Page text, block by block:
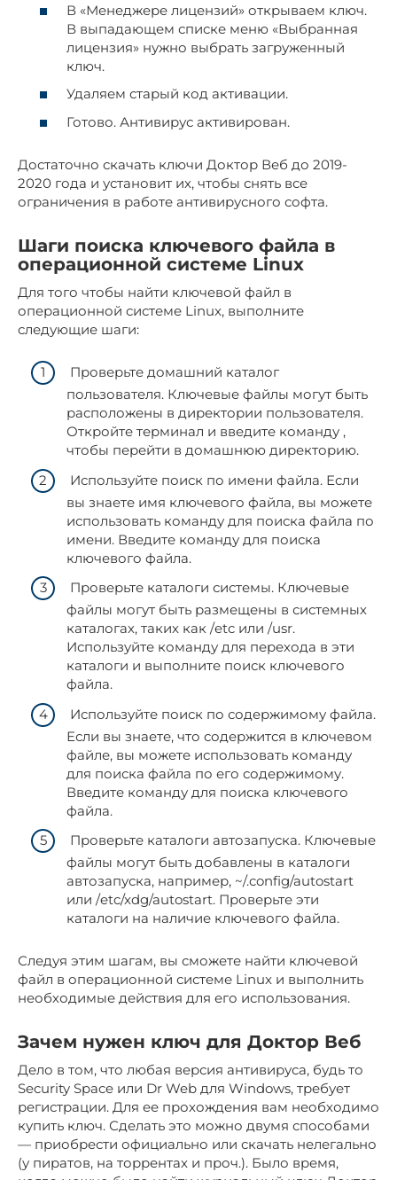
В «Менеджере лицензий» открываем ключ.
В выпадающем списке меню «Выбранная
лицензия» нужно выбрать загруженный
ключ.
Удаляем старый код активации.
Готово. Антивирус активирован.
Достаточно скачать ключи Доктор Веб до 2019-
2020 года и установит их, чтобы снять все
ограничения в работе антивирусного софта.
Шаги поиска ключевого файла в
операционной системе Linux
Для того чтобы найти ключевой файл в
операционной системе Linux, выполните
следующие шаги:
Проверьте домашний каталог
пользователя. Ключевые файлы могут быть
расположены в директории пользователя.
Откройте терминал и введите команду ,
чтобы перейти в домашнюю директорию.
Используйте поиск по имени файла. Если
вы знаете имя ключевого файла, вы можете
использовать команду для поиска файла по
имени. Введите команду для поиска
ключевого файла.
Проверьте каталоги системы. Ключевые
файлы могут быть размещены в системных
каталогах, таких как /etc или /usr.
Используйте команду для перехода в эти
каталоги и выполните поиск ключевого
файла.
Используйте поиск по содержимому файла.
Если вы знаете, что содержится в ключевом
файле, вы можете использовать команду
для поиска файла по его содержимому.
Введите команду для поиска ключевого
файла.
Проверьте каталоги автозапуска. Ключевые
файлы могут быть добавлены в каталоги
автозапуска, например, ~/.config/autostart
или /etc/xdg/autostart. Проверьте эти
каталоги на наличие ключевого файла.
Следуя этим шагам, вы сможете найти ключевой
файл в операционной системе Linux и выполнить
необходимые действия для его использования.
Зачем нужен ключ для Доктор Веб
Дело в том, что любая версия антивируса, будь то
Security Space или Dr Web для Windows, требует
регистрации. Для ее прохождения вам необходимо
купить ключ. Сделать это можно двумя способами
— приобрести официально или скачать нелегально
(у пиратов, на торрентах и проч.). Было время,